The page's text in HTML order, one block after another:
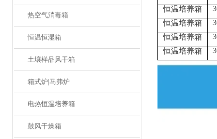
热空气消毒箱
恒温恒湿箱
土壤样品风干箱
箱式炉|马弗炉
电热恒温培养箱
鼓风干燥箱
恒温培养箱
恒温培养箱
恒温培养箱
恒温培养箱